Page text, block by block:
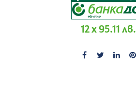
12 x 95.11 лв.